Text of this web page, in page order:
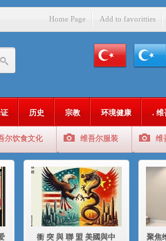
Home Page Add to favoritties
历史 宗教 环境健康 . 维
尔饮食文化 维吾尔服装 维
衝 突 與 聯 盟 美國與中
聚焦